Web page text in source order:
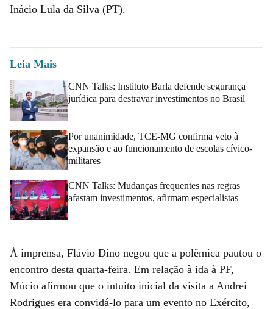
Inácio Lula da Silva (PT).
Leia Mais
CNN Talks: Instituto Barla defende segurança
jurídica para destravar investimentos no Brasil
Por unanimidade, TCE-MG confirma veto à
expansão e ao funcionamento de escolas cívico-
militares
CNN Talks: Mudanças frequentes nas regras
afastam investimentos, afirmam especialistas
À imprensa, Flávio Dino negou que a polêmica pautou o
encontro desta quarta-feira. Em relação à ida à PF,
Múcio afirmou que o intuito inicial da visita a Andrei
Rodrigues era convidá-lo para um evento no Exército,